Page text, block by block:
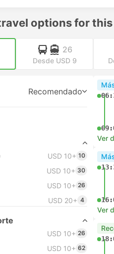
options for
26
Desde USD 9
Recomendado
USD 10+ 10
USD 10+ 30
USD 10+ 26
USD 20+ 4
USD 10+ 26
USD 10+ 62
Ver
Ver